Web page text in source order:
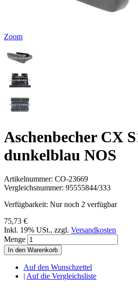
Zoom
Aschenbecher CX
dunkelblau NOS
Artikelnummer: CO-23669
Vergleichsnummer: 95555844/333
Verfügbarkeit: Nur noch 2 verfügbar
75,73 €
Inkl. 19% USt., zzgl. Versandkosten
Menge
In den Warenkorb
Auf den Wunschzettel
| Auf die Vergleichsliste